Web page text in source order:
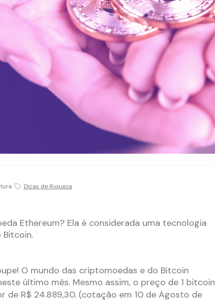
Dicas de Riqueza
Ethereum? Ela é considerada uma tecnologia
Bitcoin.
O mundo das criptomoedas e do Bitcoin
último mês. Mesmo assim, o preço de 1 bitcoin
de R$ 24.889,30. (cotação em 10 de Agosto de